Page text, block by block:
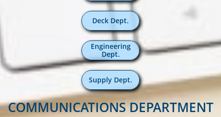
Deck Dept.
Engineering
Dept.
Supply Dept.
COMMUNICATIONS DEPARTMENT